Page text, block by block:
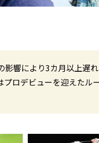
響により3カ月以上遅
プロデビューを迎えた